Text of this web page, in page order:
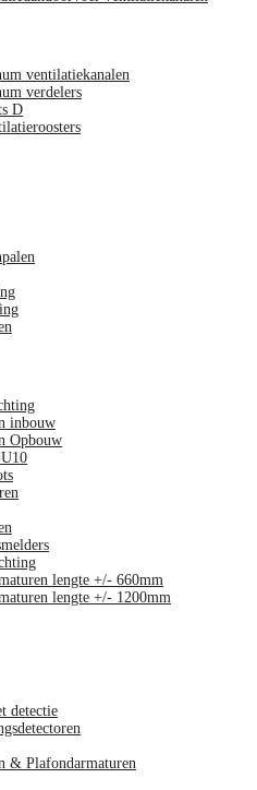
ventilatiekanalen
verdelers
D
inbouw
Opbouw
lengte +/- 660mm
lengte +/- 1200mm
detectie
& Plafondarmaturen